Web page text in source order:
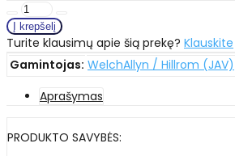
Turite klausimų apie šią prekę? Klauskite
Gamintojas: WelchAllyn / Hillrom (JAV)
Aprašymas
PRODUKTO SAVYBĖS: